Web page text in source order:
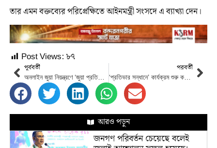
তার এমন বক্তব্যের পরিপ্রেক্ষিতে আইনমন্ত্রী সংসদে এ ব্যাখ্যা দেন।
Post Views: ৮৭
পূর্ববর্তী
অনলাইন জুয়া নিয়ন্ত্রণে ‘জুয়া প্রতিরোধ বিল-২০২৬’ সংসদে উত্থাপন
পরবর্তী
‘প্রতিভার সন্ধানে’ কার্যক্রম শুরু করবে সরকার: তথ্য প্রতিমন্ত্রী
আরও পড়ুন
জনগণ পরিবর্তন চেয়েছে বলেই